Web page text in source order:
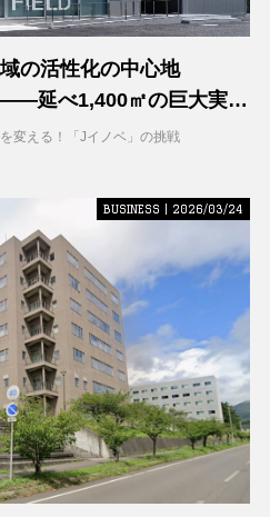
の活性化の中心地
延べ1,400㎡の巨大実証
工業大学 DXフィールド
変える！「Jイノベ」の挑戦
BUSINESS | 2026/03/24